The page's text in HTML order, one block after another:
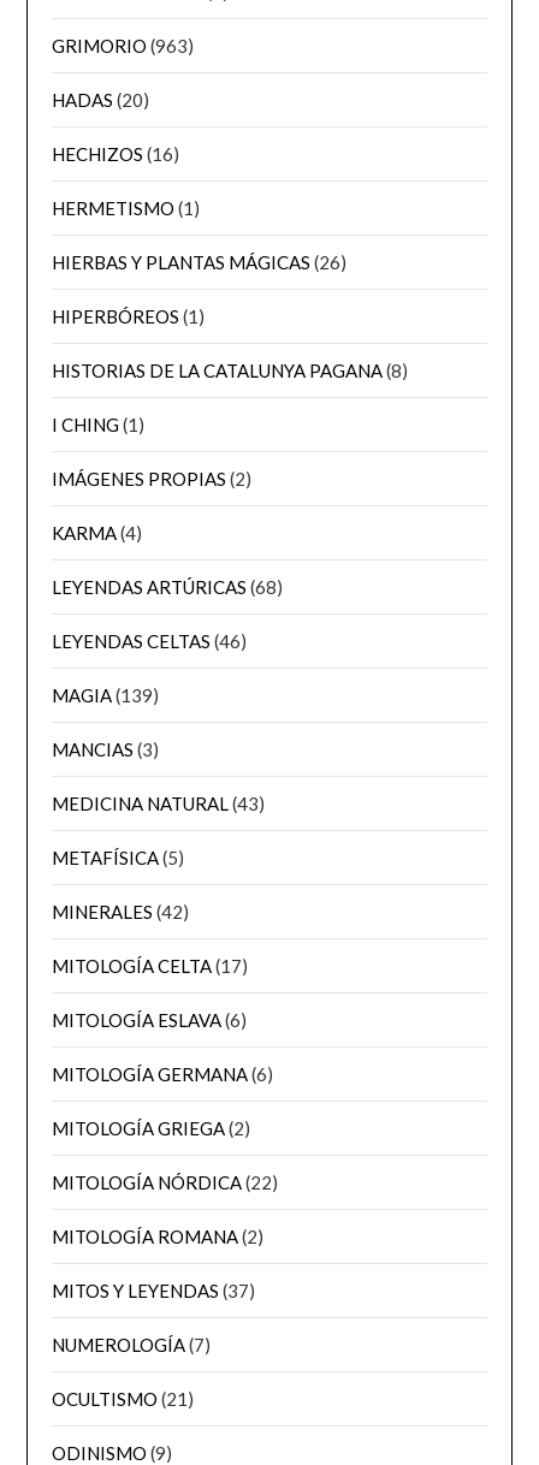
GRIMORIO (963)
HADAS (20)
HECHIZOS (16)
HERMETISMO (1)
HIERBAS Y PLANTAS MÁGICAS (26)
HIPERBÓREOS (1)
HISTORIAS DE LA CATALUNYA PAGANA(8)
I CHING(1)
IMÁGENES PROPIAS (2)
KARMA(4)
LEYENDAS ARTÚRICAS (68)
LEYENDAS CELTAS (46)
MAGIA(139)
MANCIAS (3)
MEDICINA NATURAL(43)
METAFÍSICA(5)
MINERALES (42)
MITOLOGÍA CELTA(17)
MITOLOGÍA ESLAVA(6)
MITOLOGÍA GERMANA(6)
MITOLOGÍA GRIEGA(2)
MITOLOGÍA NÓRDICA(22)
MITOLOGÍA ROMANA(2)
MITOS Y LEYENDAS (37)
NUMEROLOGÍA(7)
OCULTISMO (21)
ODINISMO (9)